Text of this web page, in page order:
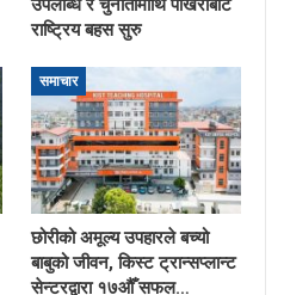
उपलब्धि र चुनौतीमाथि पोखराबाट
राष्ट्रिय बहस सुरु
समाचार
छोरीको अमूल्य उपहारले बच्यो
बाबुको जीवन, किस्ट ट्रान्सप्लान्ट
सेन्टरद्वारा १७औँ सफल…